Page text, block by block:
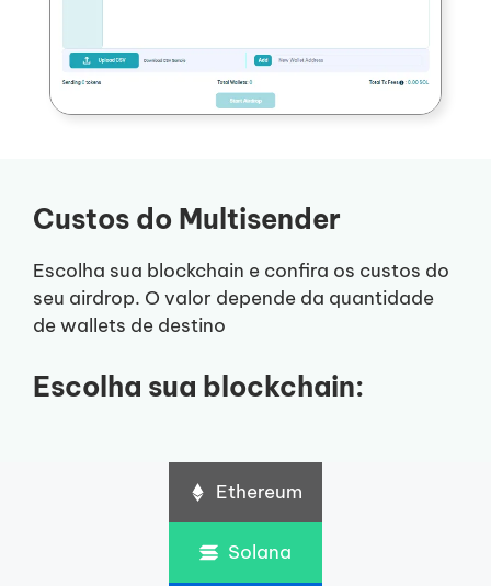
Custos do Multisender
Escolha sua blockchain e confira os custos do
seu airdrop. O valor depende da quantidade
de wallets de destino
Escolha sua blockchain:
Ethereum
Solana